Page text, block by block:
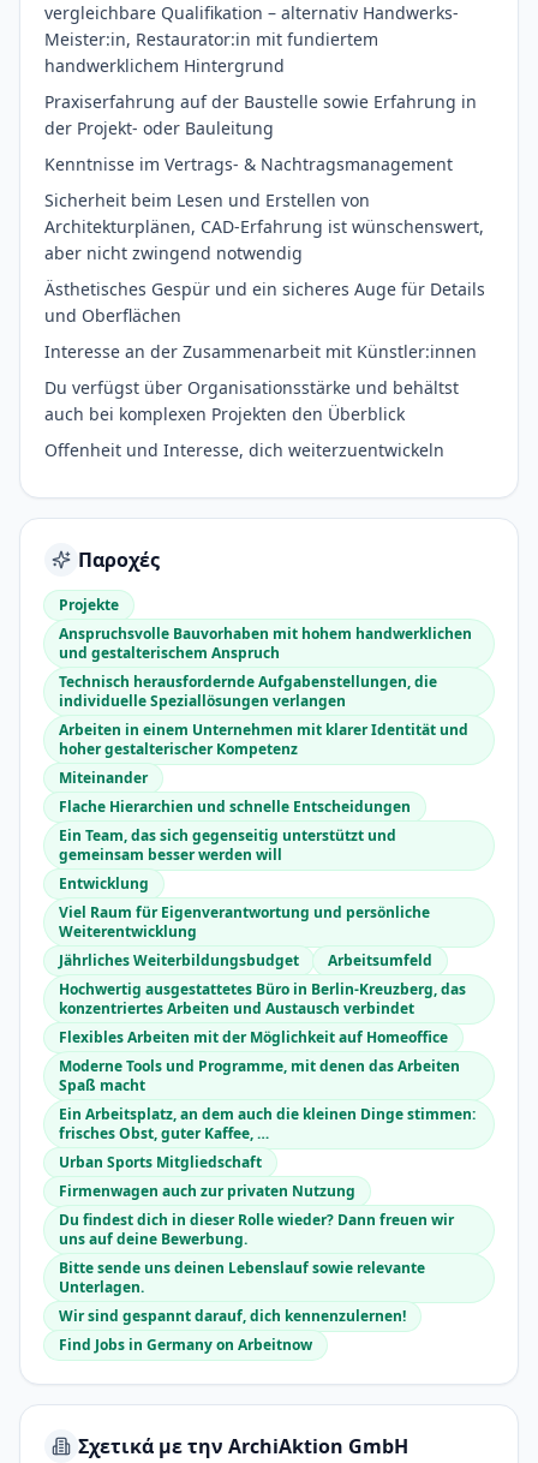
vergleichbare Qualifikation – alternativ Handwerks-
Meister:in, Restaurator:in mit fundiertem
handwerklichem Hintergrund
Praxiserfahrung auf der Baustelle sowie Erfahrung in
der Projekt- oder Bauleitung
Kenntnisse im Vertrags- & Nachtragsmanagement
Sicherheit beim Lesen und Erstellen von
Architekturplänen, CAD-Erfahrung ist wünschenswert,
aber nicht zwingend notwendig
Ästhetisches Gespür und ein sicheres Auge für Details
und Oberflächen
Interesse an der Zusammenarbeit mit Künstler:innen
Du verfügst über Organisationsstärke und behältst
auch bei komplexen Projekten den Überblick
Offenheit und Interesse, dich weiterzuentwickeln
Παροχές
Projekte
Anspruchsvolle Bauvorhaben mit hohem handwerklichen
und gestalterischem Anspruch
Technisch herausfordernde Aufgabenstellungen, die
individuelle Speziallösungen verlangen
Arbeiten in einem Unternehmen mit klarer Identität und
hoher gestalterischer Kompetenz
Miteinander
Flache Hierarchien und schnelle Entscheidungen
Ein Team, das sich gegenseitig unterstützt und
gemeinsam besser werden will
Entwicklung
Viel Raum für Eigenverantwortung und persönliche
Weiterentwicklung
Jährliches Weiterbildungsbudget
Arbeitsumfeld
Hochwertig ausgestattetes Büro in Berlin-Kreuzberg, das
konzentriertes Arbeiten und Austausch verbindet
Flexibles Arbeiten mit der Möglichkeit auf Homeoffice
Moderne Tools und Programme, mit denen das Arbeiten
Spaß macht
Ein Arbeitsplatz, an dem auch die kleinen Dinge stimmen:
frisches Obst, guter Kaffee, …
Urban Sports Mitgliedschaft
Firmenwagen auch zur privaten Nutzung
Du findest dich in dieser Rolle wieder? Dann freuen wir
uns auf deine Bewerbung.
Bitte sende uns deinen Lebenslauf sowie relevante
Unterlagen.
Wir sind gespannt darauf, dich kennenzulernen!
Find Jobs in Germany on Arbeitnow
Σχετικά με την ArchiAktion GmbH